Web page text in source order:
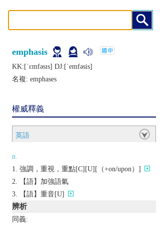
emphasis
KK:[ˈɛmfǝsɪs] DJ:[ˈеmfǝsis]
名複: emphases
權威釋義
英語
n.
強調，重視，重點[C][U][（+on/upon）]
【語】加強語氣
【語】重音[U]
辨析
同義: